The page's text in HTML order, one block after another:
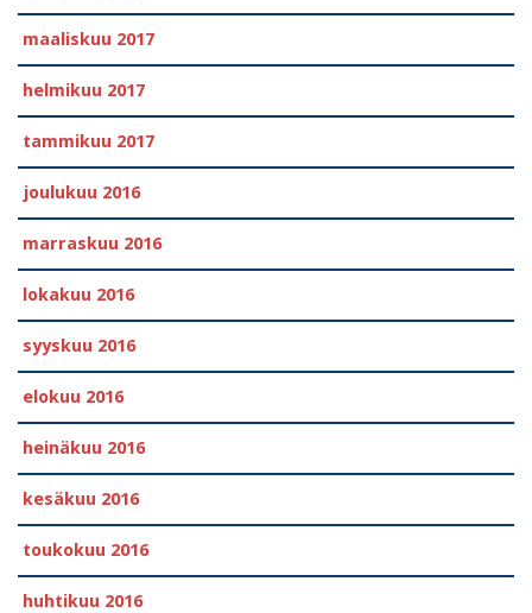
maaliskuu 2017
helmikuu 2017
tammikuu 2017
joulukuu 2016
marraskuu 2016
lokakuu 2016
syyskuu 2016
elokuu 2016
heinäkuu 2016
kesäkuu 2016
toukokuu 2016
huhtikuu 2016